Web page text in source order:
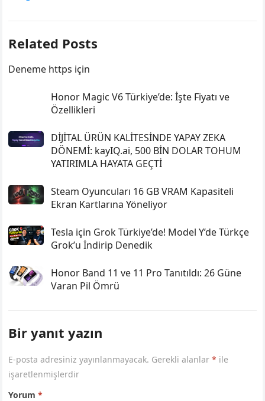
Related Posts
Deneme https için
Honor Magic V6 Türkiye’de: İşte Fiyatı ve
Özellikleri
DİJİTAL ÜRÜN KALİTESİNDE YAPAY ZEKA
DÖNEMİ: kayIQ.ai, 500 BİN DOLAR TOHUM
YATIRIMLA HAYATA GEÇTİ
Steam Oyuncuları 16 GB VRAM Kapasiteli
Ekran Kartlarına Yöneliyor
Tesla için Grok Türkiye’de! Model Y’de Türkçe
Grok’u İndirip Denedik
Honor Band 11 ve 11 Pro Tanıtıldı: 26 Güne
Varan Pil Ömrü
Bir yanıt yazın
E-posta adresiniz yayınlanmayacak. Gerekli alanlar* ile
işaretlenmişlerdir
Yorum*